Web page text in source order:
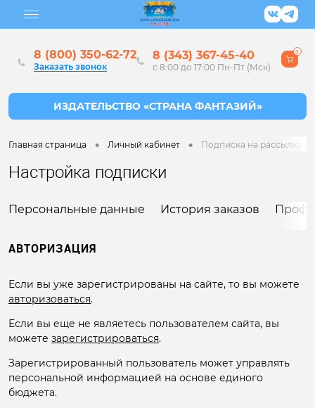
8 (800) 350-62-72
Заказать звонок
8 (343) 367-45-40
с 8:00 до 17:00 Пн-Пт (Мск)
0
Главная страница • Личный кабинет • Подписка на рассылку
Настройка подписки
Персональные данные История заказов
АВТОРИЗАЦИЯ
Если вы уже зарегистрированы на сайте, то вы можете
авторизоваться.
Если вы еще не являетесь пользователем сайта, вы
можете зарегистрироваться.
Зарегистрированный пользователь может управлять
персональной информацией на основе единого
бюджета.